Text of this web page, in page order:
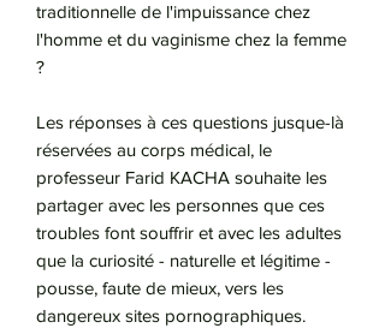
traditionnelle de l'impuissance chez
l'homme et du vaginisme chez la femme
?
Les réponses à ces questions jusque-là
réservées au corps médical, le
professeur Farid KACHA souhaite les
partager avec les personnes que ces
troubles font souffrir et avec les adultes
que la curiosité - naturelle et légitime -
pousse, faute de mieux, vers les
dangereux sites pornographiques.